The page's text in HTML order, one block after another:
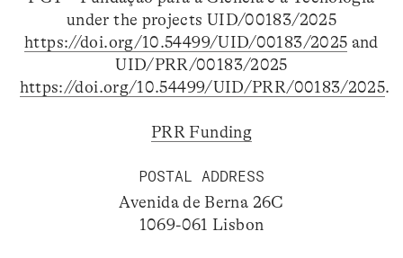
under the projects UID/00183/2025
https://doi.org/10.54499/UID/00183/2025 and
UID/PRR/00183/2025
https://doi.org/10.54499/UID/PRR/00183/2025.
PRR Funding
POSTAL ADDRESS
Avenida de Berna 26C
1069-061 Lisbon